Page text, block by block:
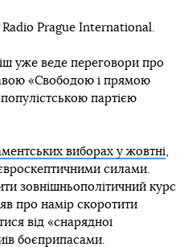
Radio Prague International.
уже веде переговори про
«Свободою і прямою
партією
виборах у жовтні,
силами.
зовнішньополітичний курс
про намір скоротити
від «снарядної
боєприпасами.